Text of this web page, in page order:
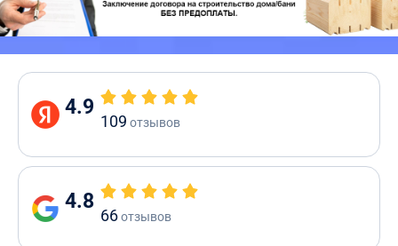
4.9
109 отзывов
4.8
66отзывов